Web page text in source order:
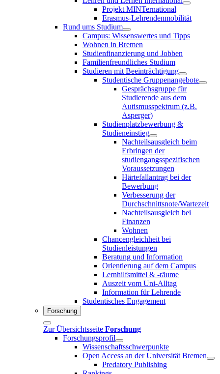
Projekt MINTernational
Erasmus-Lehrendenmobilität
Rund ums Studium
Campus: Wissenswertes und Tipps
Wohnen in Bremen
Studienfinanzierung und Jobben
Familienfreundliches Studium
Studieren mit Beeinträchtigung
Studentische Gruppenangebote
Gesprächsgruppe für
Studierende aus dem
Autismusspektrum (z.B.
Asperger)
Studienplatzbewerbung &
Studieneinstieg
Nachteilsausgleich beim
Erbringen der
studiengangsspezifischen
Voraussetzungen
Härtefallantrag bei der
Bewerbung
Verbesserung der
Durchschnittsnote/Wartezeit
Nachteilsausgleich bei
Finanzen
Wohnen
Chancengleichheit bei
Studienleistungen
Beratung und Information
Orientierung auf dem Campus
Lernhilfsmittel & -räume
Auszeit vom Uni-Alltag
Information für Lehrende
Studentisches Engagement
Forschung
Zur Übersichtsseite Forschung
Forschungsprofil
Wissenschaftsschwerpunkte
Open Access an der Universität Bremen
Predatory Publishing